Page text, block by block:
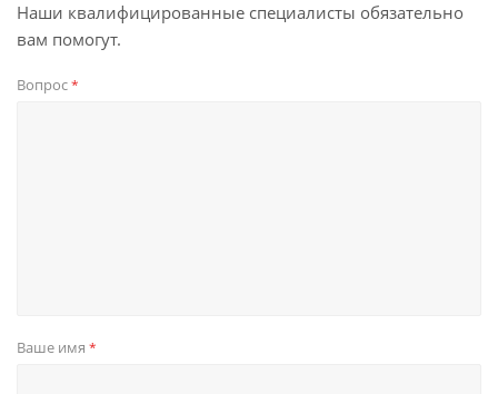
Наши квалифицированные специалисты обязательно
вам помогут.
Вопрос*
Ваше имя *